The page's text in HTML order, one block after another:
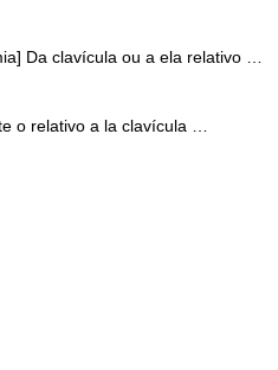
Da clavícula ou a ela relativo …
o relativo a la clavícula …